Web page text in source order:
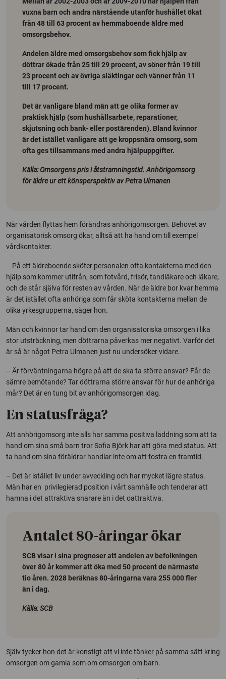
vuxna barn och andra närstående utanför hushållet ökat
från 48 till 63 procent av hemmaboende äldre med
omsorgsbehov.
Andelen äldre med omsorgsbehov som fick hjälp av
döttrar ökade från 25 till 29 procent, av söner från 19 till
23 procent och av övriga släktingar och vänner från 11
till 17 procent.
Det är vanligare bland män att ge olika former av
praktisk hjälp (som hushållsarbete, reparationer,
skjutsning och bank- eller postärenden). Bland kvinnor
är det istället vanligare att ge kroppsnära omsorg, som
ofta ges tillsammans med andra hjälpuppgifter.
Källa: Omsorgens pris i åtstramningstid. Anhörigomsorg
för äldre ur ett könsperspektiv av Petra Ulmanen
När vården flyttas hem förändras anhörigomsorgen. Behovet av
organisatorisk omsorg ökar, alltså att ha hand om till exempel
vårdkontakter.
– På ett äldreboende sköter personalen ofta kontakterna med den
hjälp som kommer utifrån, som fotvård, frisör, tandläkare och läkare,
och de står själva för resten av vården. När de äldre bor kvar hemma
är det istället ofta anhöriga som får sköta kontakterna mellan de
olika yrkesgrupperna, säger hon.
Män och kvinnor tar hand om den organisatoriska omsorgen i lika
stor utsträckning, men döttrarna påverkas mer negativt. Varför det
är så är något Petra Ulmanen just nu undersöker vidare.
– Är förväntningarna högre på att de ska ta större ansvar? Får de
sämre bemötande? Tar döttrarna större ansvar för hur de anhöriga
mår? Det är en tung bit av anhörigomsorgen idag.
En statusfråga?
Att anhörigomsorg inte alls har samma positiva laddning som att ta
hand om sina små barn tror Sofia Björk har att göra med status. Att
ta hand om sina föräldrar handlar inte om att fostra en framtid.
– Det är istället liv under avveckling och har mycket lägre status.
Män har en privilegierad position i vårt samhälle och tenderar att
hamna i det attraktiva snarare än i det oattraktiva.
Antalet 80-åringar ökar
SCB visar i sina prognoser att andelen av befolkningen
över 80 år kommer att öka med 50 procent de närmaste
tio åren. 2028 beräknas 80-åringarna vara 255 000 fler
än i dag.
Källa: SCB
Själv tycker hon det är konstigt att vi inte tänker på samma sätt kring
omsorgen om gamla som om omsorgen om barn.